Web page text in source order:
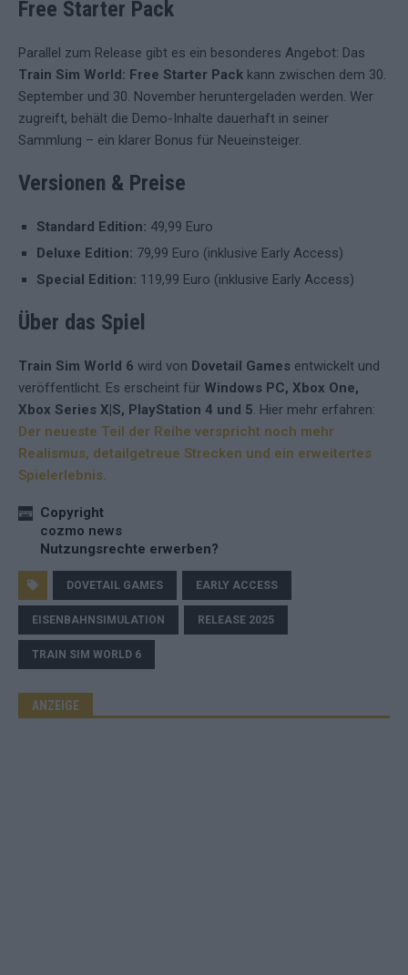
Free Starter Pack
Parallel zum Release gibt es ein besonderes Angebot: Das
Train Sim World: Free Starter Pack kann zwischen dem 30.
September und 30. November heruntergeladen werden. Wer
zugreift, behält die Demo-Inhalte dauerhaft in seiner
Sammlung – ein klarer Bonus für Neueinsteiger.
Versionen & Preise
Standard Edition: 49,99 Euro
Deluxe Edition: 79,99 Euro (inklusive Early Access)
Special Edition: 119,99 Euro (inklusive Early Access)
Über das Spiel
Train Sim World 6 wird von Dovetail Games entwickelt und
veröffentlicht. Es erscheint für Windows PC, Xbox One,
Xbox Series X|S, PlayStation 4 und 5. Hier mehr erfahren:
Der neueste Teil der Reihe verspricht noch mehr
Realismus, detailgetreue Strecken und ein erweitertes
Spielerlebnis.
Copyright
cozmo news
Nutzungsrechte erwerben?
DOVETAIL GAMES EARLY ACCESS
EISENBAHNSIMULATION RELEASE 2025
TRAIN SIM WORLD 6
ANZEIGE